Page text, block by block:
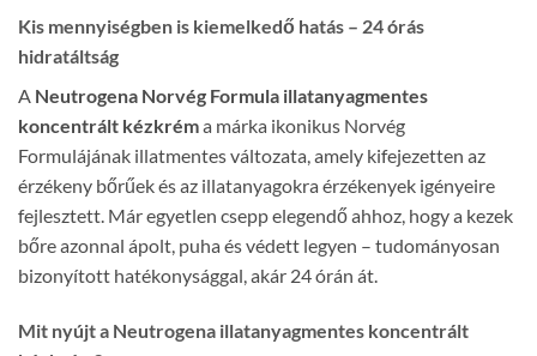
Kis mennyiségben is kiemelkedő hatás – 24 órás
hidratáltság
A Neutrogena Norvég Formula illatanyagmentes
koncentrált kézkréma márka ikonikus Norvég
Formulájának illatmentes változata, amely kifejezetten az
érzékeny bőrűek és az illatanyagokra érzékenyek igényeire
fejlesztett. Már egyetlen csepp elegendő ahhoz, hogy a kezek
bőre azonnal ápolt, puha és védett legyen – tudományosan
bizonyított hatékonysággal, akár 24 órán át.
Mit nyújt a Neutrogena illatanyagmentes koncentrált